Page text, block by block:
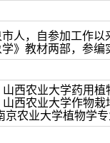
人，自参加工作
》教材两部，参编
农业大学药用植
农业大学作物栽
农业大学植物学专